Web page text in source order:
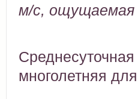
м/с, ощущаемая
многолетняя